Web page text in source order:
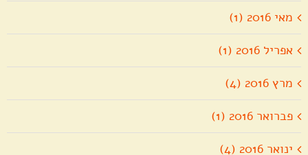
מאי 2016 (1)
אפריל 2016 (1)
מרץ 2016 (4)
פברואר 2016 (1)
ינואר 2016 (4)